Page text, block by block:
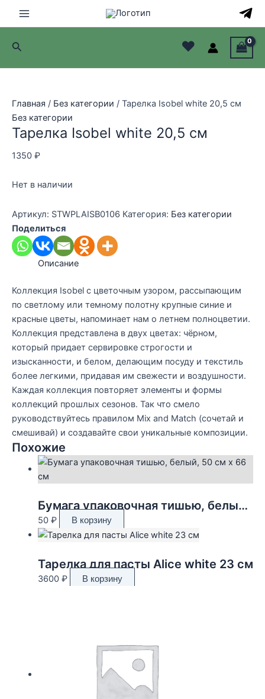
Main
Menu
Поиск ♥
Главная / Без категории / Тарелка Isobel white 20,5 см
Без категории
Тарелка Isobel white 20,5 см
1350 ₽
Нет в наличии
Артикул: STWPLAISB0106 Категория: Без категории
Поделиться
Описание
Коллекция Isobel с цветочным узором, рассыпающим
по светлому или темному полотну крупные синие и
красные цветы, напоминает нам о летнем полноцветии.
Коллекция представлена в двух цветах: чёрном,
который придает сервировке строгости и
изысканности, и белом, делающим посуду и текстиль
более легкими, придавая им свежести и воздушности.
Каждая коллекция повторяет элементы и формы
коллекций прошлых сезонов. Так что смело
руководствуйтесь правилом Mix and Match (сочетай и
смешивай) и создавайте свои уникальные композиции.
Похожие
Бумага упаковочная тишью, белый, 50 см х 66 см
50 ₽ В корзину
Тарелка для пасты Alice white 23 см
3600 ₽ В корзину